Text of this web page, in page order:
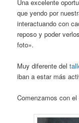
Una excelente
que yendo por
interactuando con
reposo y poder
foto».
Muy diferente del
iban a estar más
Comenzamos con el